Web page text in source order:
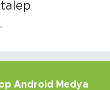
Android Medya